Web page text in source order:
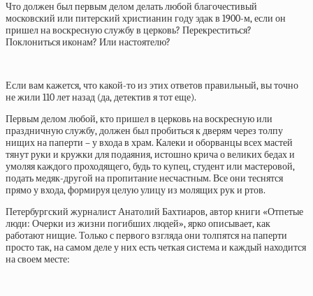
Что должен был первым делом делать любой благочестивый
московский или питерский христианин году эдак в 1900-м, если он
пришел на воскресную службу в церковь? Перекреститься?
Поклониться иконам? Или настоятелю?
Если вам кажется, что какой-то из этих ответов правильный, вы точно
не жили 110 лет назад (да, детектив я тот еще).
Первым делом любой, кто пришел в церковь на воскресную или
праздничную службу, должен был пробиться к дверям через толпу
нищих на паперти – у входа в храм. Калеки и оборванцы всех мастей
тянут руки и кружки для подаяния, истошно крича о великих бедах и
умоляя каждого проходящего, будь то купец, студент или мастеровой,
подать медяк-другой на пропитание несчастным. Все они теснятся
прямо у входа, формируя целую улицу из молящих рук и ртов.
Петербургский журналист Анатолий Бахтиаров, авторкниги «Отпетые
люди: Очерки из жизни погибших людей», ярко описывает, как
работают нищие. Только с первого взгляда они толпятся на паперти
просто так, на самом деле у них есть четкая система и каждый находится
на своем месте: